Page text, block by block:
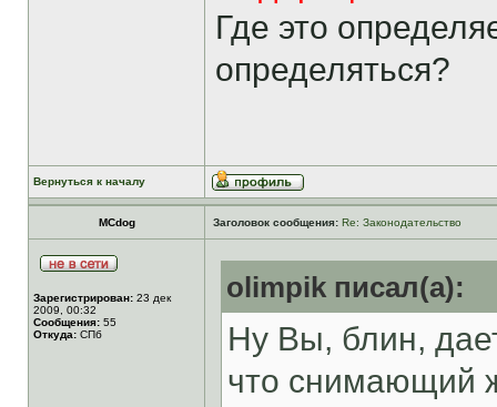
Где это
определяться?
Вернуться к началу
MCdog Заголовок сообщения: Re: Законодательство
Зарегистрирован: 23 дек
2009, 00:32
Сообщения: 55
Откуда: СПб
olimpik писал(а):
Ну Вы, блин,
что снимающий